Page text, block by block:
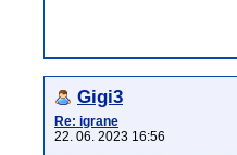
Gigi3
Re: igrane
22. 06. 2023 16:56